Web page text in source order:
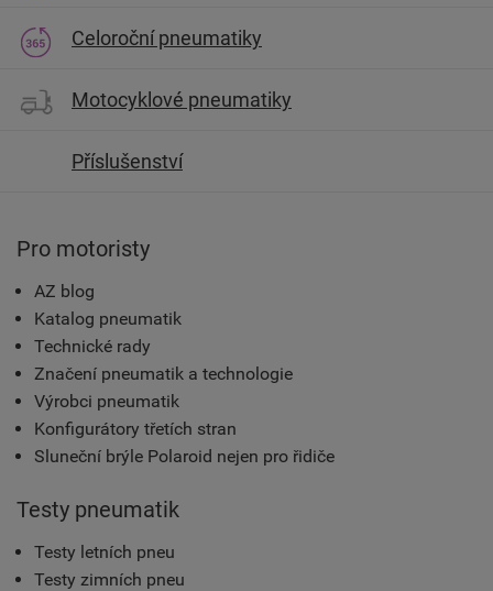
Celoroční pneumatiky
Motocyklové pneumatiky
Příslušenství
Pro motoristy
AZ blog
Katalog pneumatik
Technické rady
Značení pneumatik a technologie
Výrobci pneumatik
Konfigurátory třetích stran
Sluneční brýle Polaroid nejen pro řidiče
Testy pneumatik
Testy letních pneu
Testy zimních pneu